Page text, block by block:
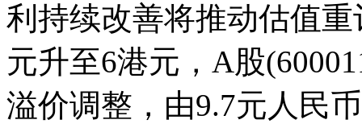
利持续改善将推动估值
元升至6港元，A股
溢价调整，由9.7元人